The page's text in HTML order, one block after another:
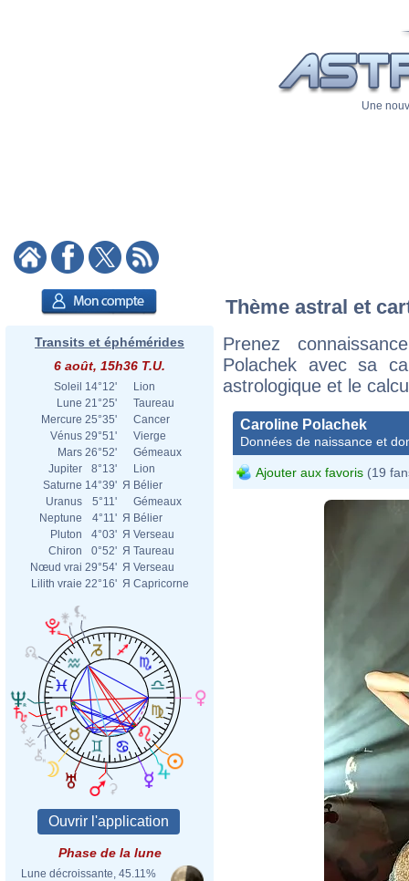
Une
Transits et éphémérides
6 août, 15h36 T.U.
Soleil 14°12'
Lion
Lune 21°25'
Taureau
Mercure 25°35'
Cancer
Vénus 29°51'
Vierge
Mars 26°52'
Gémeaux
Jupiter
8°13'
Lion
Saturne 14°39' Я Bélier
Uranus
5°11'
Gémeaux
Neptune
4°11' Я Bélier
Pluton
4°03' Я Verseau
Chiron
0°52' Я Taureau
Nœud vrai 29°54' Я Verseau
Lilith vraie 22°16' Я Capricorne
Phase de la lune
Lune décroissante, 45.11%
Thème astral et
Prenez
Polachek avec sa
astrologique et le
Caroline Polachek
Données de naissance et
Ajouter aux favoris (19